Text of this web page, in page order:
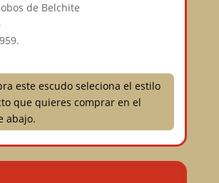
de Belchite
este escudo seleciona el estilo
que quieres comprar en el
abajo.